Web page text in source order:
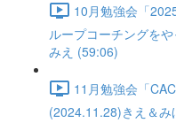
10月勉強会「
ループコーチングを
みえ (59:06)
11月勉強会「
(2024.11.28)きえ＆み